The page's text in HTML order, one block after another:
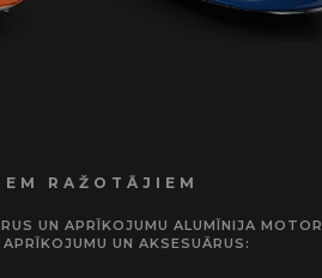
RAŽOTĀJIEM
UN APRĪKOJUMU ALUMĪNIJA
UN AKSESUĀRUS: